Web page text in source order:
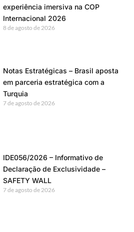
experiência imersiva na COP
Internacional 2026
8 de agosto de 2026
Notas Estratégicas – Brasil aposta
em parceria estratégica com a
Turquia
7 de agosto de 2026
IDE056/2026 – Informativo de
Declaração de Exclusividade –
SAFETY WALL
7 de agosto de 2026